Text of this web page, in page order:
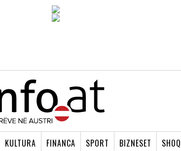
KULTURA FINANCA SPORT BIZNESET